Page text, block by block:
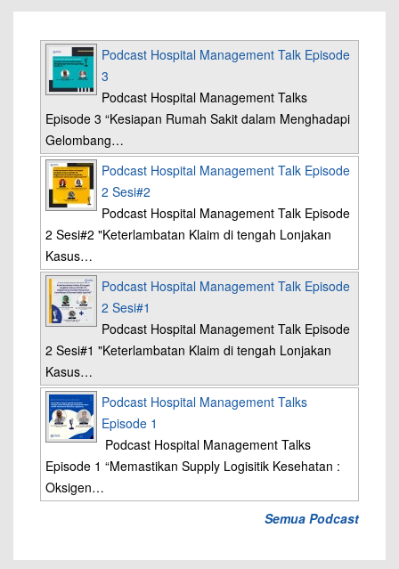
Podcast Hospital Management Talk Episode
3
Podcast Hospital Management Talks
Episode 3 “Kesiapan Rumah Sakit dalam Menghadapi
Gelombang…
Podcast Hospital Management Talk Episode
2 Sesi#2
Podcast Hospital Management Talk Episode
2 Sesi#2 "Keterlambatan Klaim di tengah Lonjakan
Kasus…
Podcast Hospital Management Talk Episode
2 Sesi#1
Podcast Hospital Management Talk Episode
2 Sesi#1 "Keterlambatan Klaim di tengah Lonjakan
Kasus…
Podcast Hospital Management Talks
Episode 1
Podcast Hospital Management Talks
Episode 1 “Memastikan Supply Logisitik Kesehatan :
Oksigen…
Semua Podcast